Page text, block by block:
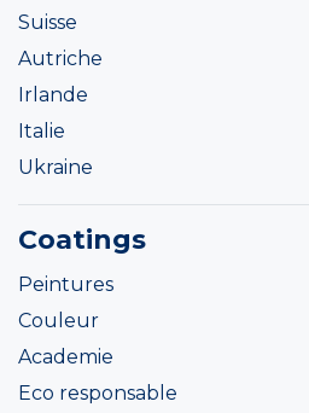
Suisse
Autriche
Irlande
Italie
Ukraine
Coatings
Peintures
Couleur
Academie
Eco responsable